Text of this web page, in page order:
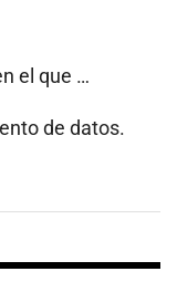
el que …
de datos.